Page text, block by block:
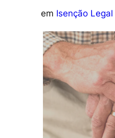
em Isenção Legal